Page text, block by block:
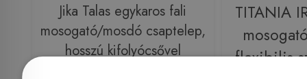
Jika Talas egykaros fali
mosogató/mosdó csaptelep,
hosszú kifolyócsővel
TITANIA
flexibilis